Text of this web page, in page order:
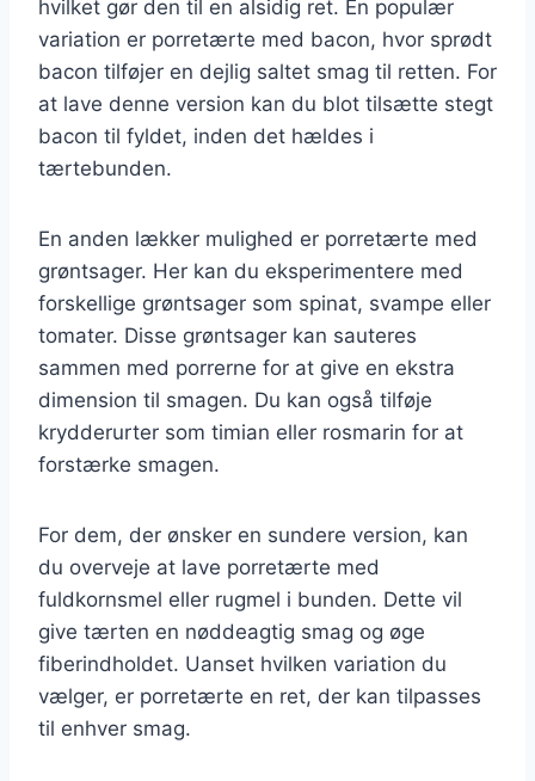
hvilket gør den til en alsidig ret. En populær
variation er porretærte med bacon, hvor sprødt
bacon tilføjer en dejlig saltet smag til retten. For
at lave denne version kan du blot tilsætte stegt
bacon til fyldet, inden det hældes i
tærtebunden.
En anden lækker mulighed er porretærte med
grøntsager. Her kan du eksperimentere med
forskellige grøntsager som spinat, svampe eller
tomater. Disse grøntsager kan sauteres
sammen med porrerne for at give en ekstra
dimension til smagen. Du kan også tilføje
krydderurter som timian eller rosmarin for at
forstærke smagen.
For dem, der ønsker en sundere version, kan
du overveje at lave porretærte med
fuldkornsmel eller rugmel i bunden. Dette vil
give tærten en nøddeagtig smag og øge
fiberindholdet. Uanset hvilken variation du
vælger, er porretærte en ret, der kan tilpasses
til enhver smag.